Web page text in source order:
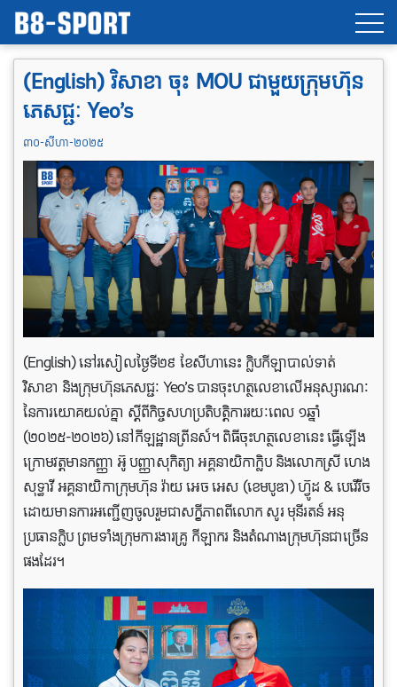
(English) វិសាខា ចុះ MOU ជាមួយក្រុមហ៊ុន
ភេសជ្ជៈ Yeo’s
៣០-សីហា-២០២៥
(English) នៅរសៀលថ្ងៃទី២៩ ខែសីហានេះ ក្លិបកីឡាបាល់ទាត់
វិសាខា និងក្រុមហ៊ុនភេសជ្ជៈ Yeo’s បានចុះហត្ថលេខាលើអនុស្សារណៈ
នៃការយោគយល់គ្នា ស្ដីពីកិច្ចសហប្រតិបត្តិការរយៈពេល ១ឆ្នាំ
(២០២៥-២០២៦) នៅកីឡដ្ឋានព្រីនស៍។ ពិធីចុះហត្ថលេខានេះ ធ្វើឡើង
ក្រោមវត្តមានកញ្ញា អ៊ូ បញ្ញាសុកិត្យា អគ្គនាយិកាក្លិប និងលោកស្រី ហេង
សុទ្ធាវី អគ្គនាយិកាក្រុមហ៊ុន វ៉ាយ អេច អេស (ខេមបូឌា) ហ៊្វូដ & បេវើរីច
ដោយមានការអញ្ជើញចូលរួមជាសក្ខីភាពពីលោក សូរ មុនីរតន៍ អនុ
ប្រធានក្លិប ព្រមទាំងក្រុមការងារគ្រូ កីឡាករ និងតំណាងក្រុមហ៊ុនជាច្រើន
ផងដែរ។